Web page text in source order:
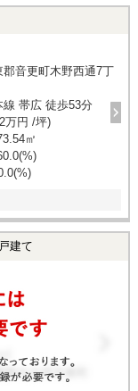
郡音更町木野西通7丁
線 帯広 徒歩53分
万円 /坪)
㎡
建て